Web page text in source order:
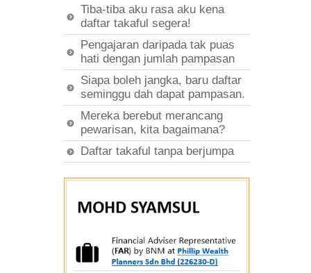
Tiba-tiba aku rasa aku kena
daftar takaful segera!
Pengajaran daripada tak puas
hati dengan jumlah pampasan
Siapa boleh jangka, baru daftar
seminggu dah dapat pampasan.
Mereka berebut merancang
pewarisan, kita bagaimana?
Daftar takaful tanpa berjumpa